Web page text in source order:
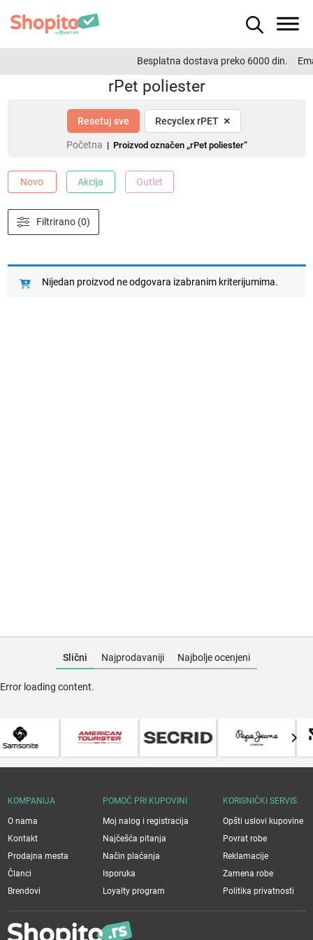
Besplatna dostava preko 6000 din.
rPet poliester
Resetuj sve Recyclex rPET ×
Početna | Proizvod označen „rPet poliester“
Novo Akcija Outlet
Filtrirano (0)
Nijedan proizvod ne odgovara izabranim kriterijumima.
Slični Najprodavaniji Najbolje ocenjeni
Error loading content.
KOMPANIJA
O nama
Kontakt
Prodajna mesta
Članci
Brendovi
POMOĆ PRI KUPOVINI
Moj nalog i registracija
Najčešća pitanja
Način plaćanja
Isporuka
Loyalty program
KORISNIČKI SERVIS
Opšti uslovi kupovine
Povrat robe
Reklamacije
Zamena robe
Politika privatnosti